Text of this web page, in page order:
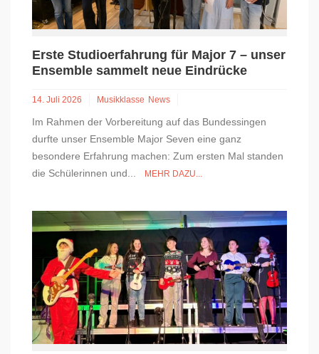
Erste Studioerfahrung für Major 7 – unser
Ensemble sammelt neue Eindrücke
14. Juli 2026 Musikklasse News
Im Rahmen der Vorbereitung auf das Bundessingen
durfte unser Ensemble Major Seven eine ganz
besondere Erfahrung machen: Zum ersten Mal standen
die Schülerinnen und...
MEHR DAZU...